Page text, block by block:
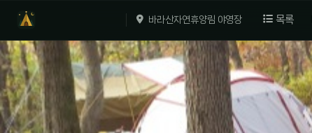
바라산자연휴양림 야영장 목록